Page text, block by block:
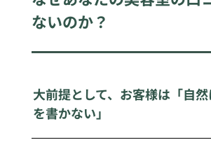
ないのか？
大前提として、お客様は「自
を書かない」